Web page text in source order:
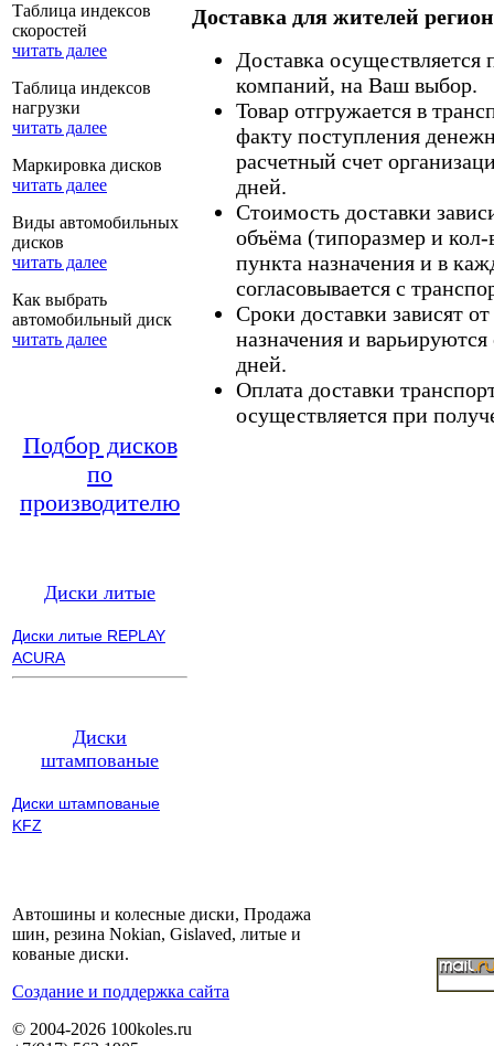
Таблица индексов
скоростей
читать далее
Таблица индексов
нагрузки
читать далее
Маркировка дисков
читать далее
Виды автомобильных
дисков
читать далее
Как выбрать
автомобильный диск
читать далее
Подбор дисков
по
производителю
Диски литые
Диски литые REPLAY
ACURA
Диски
штампованые
Диски штампованые
KFZ
Доставка для жителей
Доставка
компаний, на Ваш выбор.
Товар отгружается в
факту поступления
расчетный счет
дней.
Стоимость доставки
объёма (типоразмер и кол-
пункта назначения и в
согласовывается с
Сроки доставки зависят
назначения и
дней.
Оплата доставки
осуществляется при
Автошины и колесные диски, Продажа
шин, резина Nokian, Gislaved, литые и
кованые диски.
Cоздание и поддержка сайта
© 2004-2026 100koles.ru